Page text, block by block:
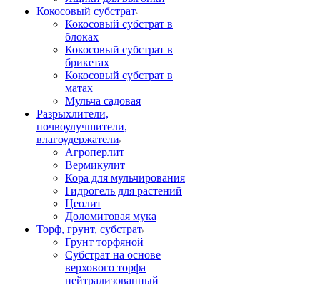
Кокосовый субстрат
Кокосовый субстрат в
блоках
Кокосовый субстрат в
брикетах
Кокосовый субстрат в
матах
Мульча садовая
Разрыхлители,
почвоулучшители,
влагоудержатели
Агроперлит
Вермикулит
Кора для мульчирования
Гидрогель для растений
Цеолит
Доломитовая мука
Торф, грунт, субстрат
Грунт торфяной
Субстрат на основе
верхового торфа
нейтрализованный